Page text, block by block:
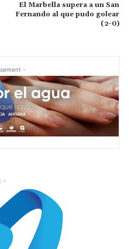
El Marbella supera a un San
Fernando al que pudo golear
(2-0)
-
-